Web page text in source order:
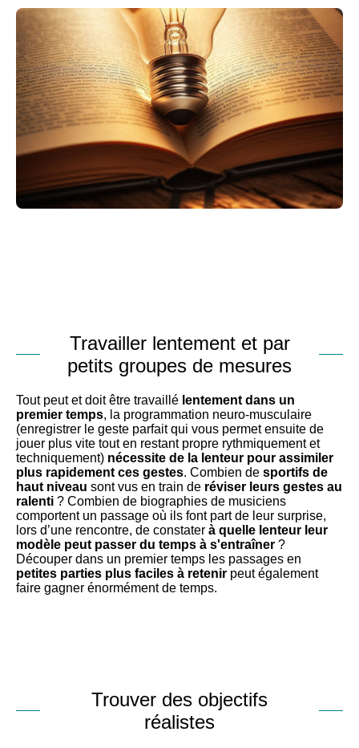
Travailler lentement et par
petits groupes de mesures
Tout peut et doit être travaillé lentement dans un
premier temps, la programmation neuro-musculaire
(enregistrer le geste parfait qui vous permet ensuite de
jouer plus vite tout en restant propre rythmiquement et
techniquement) nécessite de la lenteur pour assimiler
plus rapidement ces gestes. Combien de sportifs de
haut niveau sont vus en train de réviser leurs gestes au
ralenti ? Combien de biographies de musiciens
comportent un passage où ils font part de leur surprise,
lors d’une rencontre, de constater à quelle lenteur leur
modèle peut passer du temps à s'entraîner ?
Découper dans un premier temps les passages en
petites parties plus faciles à retenir peut également
faire gagner énormément de temps.
Trouver des objectifs
réalistes